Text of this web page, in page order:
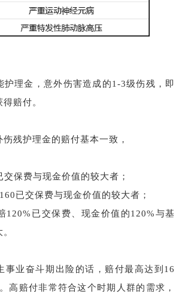
护理金，意外伤害造成的1-3级伤残，即
赔付。
残护理金的赔付基本一致，
交保费与现金价值的较大者；
已交保费与现金价值的较大者；
120%已交保费、现金价值的120%与基
事业奋斗期出险的话，赔付最高达到 16
高赔付非常符合这个时期人群的需求，